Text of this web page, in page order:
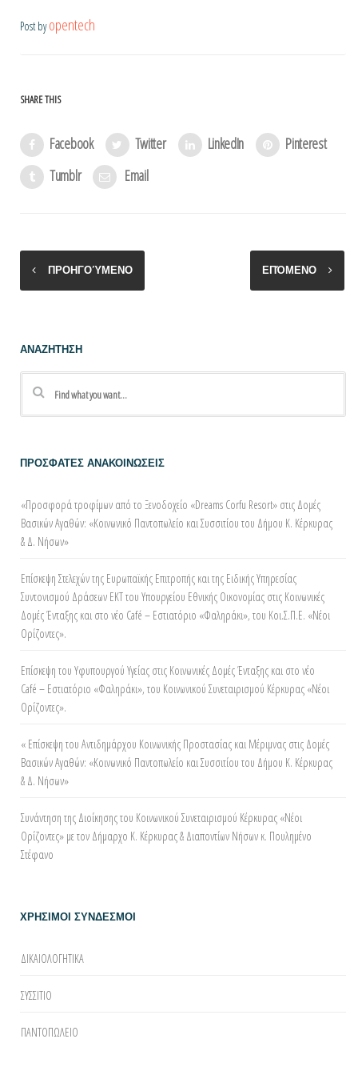
Post byopentech
SHARE THIS
Facebook Twitter LinkedIn
Pinterest
Tumblr
Email
ΠΡΟΗΓΟΎΜΕΝΟ ΕΠΌΜΕΝΟ
ΑΝΑΖΗΤΗΣΗ
ΠΡΟΣΦΑΤΕΣ ΑΝΑΚΟΙΝΩΣΕΙΣ
«Προσφορά τροφίμων από τo Ξενοδοχείο «Dreams Corfu Resort» στις Δομές
Βασικών Αγαθών: «Κοινωνικό Παντοπωλείο και Συσσιτίου του Δήμου Κ. Κέρκυρας
& Δ. Νήσων»
Επίσκεψη Στελεχών της Ευρωπαϊκής Επιτροπής και της Ειδικής Υπηρεσίας
Συντονισμού Δράσεων ΕΚΤ του Υπουργείου Εθνικής Οικονομίας στις Κοινωνικές
Δομές Ένταξης και στο νέο Café – Εστιατόριο «Φαληράκι», του Κοι.Σ.Π.Ε. «Νέοι
Ορίζοντες».
Επίσκεψη του Υφυπουργού Υγείας στις Κοινωνικές Δομές Ένταξης και στο νέο
Café – Εστιατόριο «Φαληράκι», του Κοινωνικού Συνεταιρισμού Κέρκυρας «Νέοι
Ορίζοντες».
« Επίσκεψη του Αντιδημάρχου Κοινωνικής Προστασίας και Μέριμνας στις Δομές
Βασικών Αγαθών: «Κοινωνικό Παντοπωλείο και Συσσιτίου του Δήμου Κ. Κέρκυρας
& Δ. Νήσων»
Συνάντηση της Διοίκησης του Κοινωνικού Συνεταιρισμού Κέρκυρας «Νέοι
Ορίζοντες» με τον Δήμαρχο Κ. Κέρκυρας & Διαποντίων Νήσων κ. Πουλημένο
Στέφανο
ΧΡΗΣΙΜΟΙ ΣΥΝΔΕΣΜΟΙ
ΔΙΚΑΙΟΛΟΓΗΤΙΚΑ
ΣΥΣΣΙΤΙΟ
ΠΑΝΤΟΠΩΛΕΙΟ